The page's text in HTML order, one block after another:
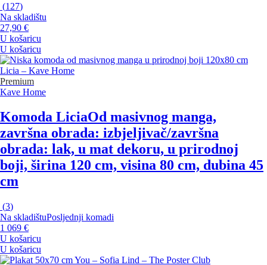
(127)
Na skladištu
27,90 €
U košaricu
U košaricu
Premium
Kave Home
Komoda LiciaOd masivnog manga,
završna obrada: izbjeljivač/završna
obrada: lak, u mat dekoru, u prirodnoj
boji, širina 120 cm, visina 80 cm, dubina 45
cm
(3)
Na skladištuPosljednji komadi
1 069 €
U košaricu
U košaricu